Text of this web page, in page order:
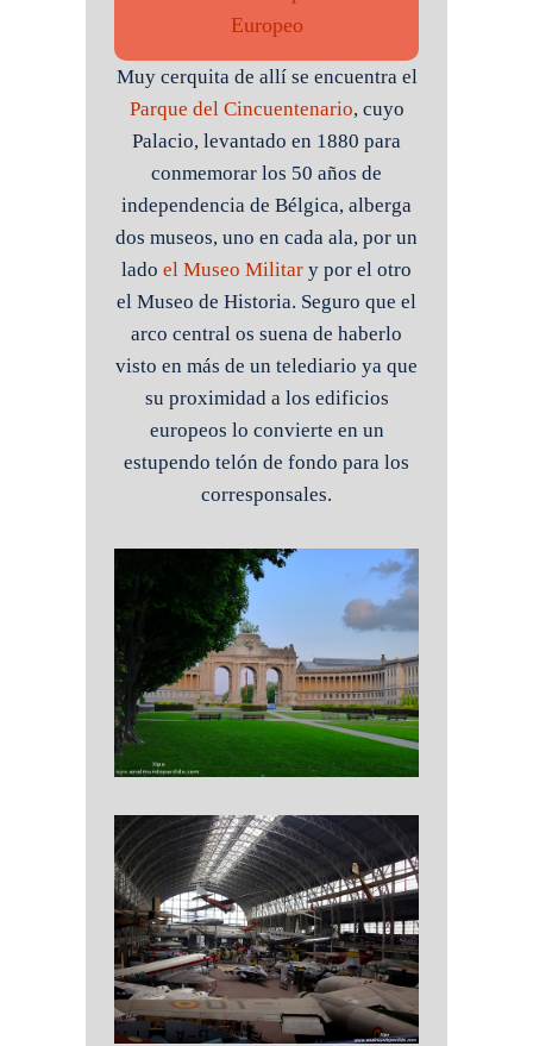
Europeo
Muy cerquita de allí se encuentra el
Parque del Cincuentenario, cuyo
Palacio, levantado en 1880 para
conmemorar los 50 años de
independencia de Bélgica, alberga
dos museos, uno en cada ala, por un
lado el Museo Militar y por el otro
el Museo de Historia. Seguro que el
arco central os suena de haberlo
visto en más de un telediario ya que
su proximidad a los edificios
europeos lo convierte en un
estupendo telón de fondo para los
corresponsales.